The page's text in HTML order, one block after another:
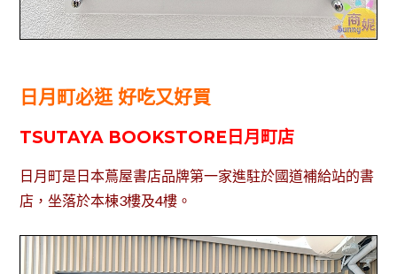
日月町必逛 好吃又好買
TSUTAYA BOOKSTORE日月町店
日月町是日本蔦屋書店品牌第一家進駐於國道補給站的書
店，坐落於本棟3樓及4樓。